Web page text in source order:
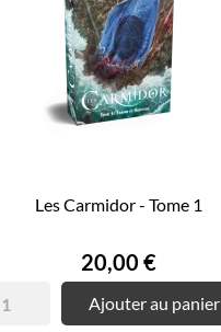
Les Carmidor - Tome 1
Prix
20,00 €
Ajouter au panier